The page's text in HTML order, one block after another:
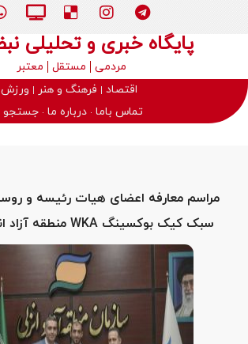
پایگاه خبری و تحلیلی
مردمی مستقل
معتبر
اقتصاد
فرهنگ و هنر
ورزش
تماس باما درباره ما جستجو
مراسم معارفه اعضای هیات رئیسه و
سبک کیک بوکسینگ WKA منطقه آزاد انزلی برگزار شد